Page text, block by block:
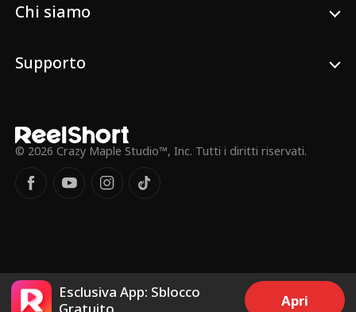
Chi siamo
Supporto
© 2026 Crazy Maple Studio™, Inc. Tutti i diritti riservati.
Esclusiva App: Sblocco
Apri